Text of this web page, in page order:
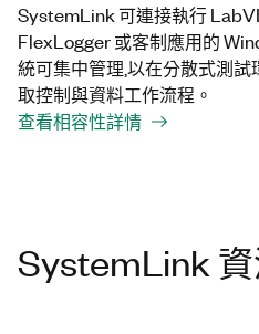
SystemLink 可連接執行
FlexLogger 或客制應用的
統可集中管理,以在分散式測
取控制與資料工作流程。
查看相容性詳情
SystemLink